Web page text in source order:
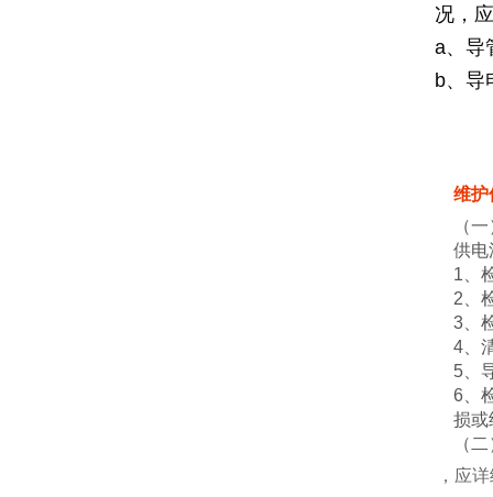
况，
a、导
b、导
维护
（
供电
1、
2、
3、
4、
5、
6、
损或
（
，应